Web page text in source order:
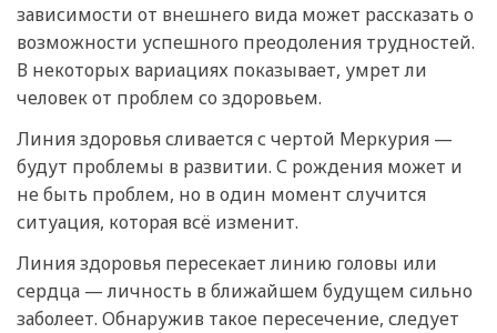
зависимости от внешнего вида может рассказать о
возможности успешного преодоления трудностей.
В некоторых вариациях показывает, умрет ли
человек от проблем со здоровьем.
Линия здоровья сливается с чертой Меркурия —
будут проблемы в развитии. С рождения может и
не быть проблем, но в один момент случится
ситуация, которая всё изменит.
Линия здоровья пересекает линию головы или
сердца — личность в ближайшем будущем сильно
заболеет. Обнаружив такое пересечение, следует